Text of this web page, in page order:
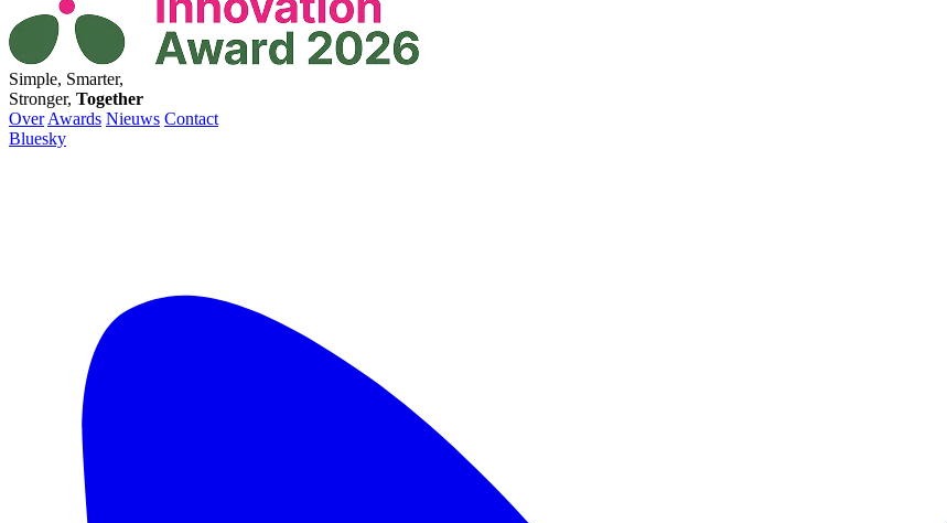
Simple, Smarter,
Stronger, Together
Over Awards Nieuws Contact
Bluesky